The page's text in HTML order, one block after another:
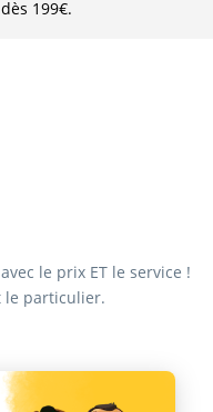
199€.
le prix ET le service !
le particulier.